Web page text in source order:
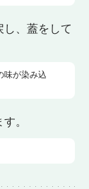
、蓋をして
味が染み込
。